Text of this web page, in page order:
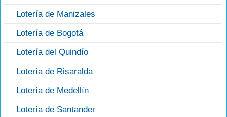
Lotería de Manizales
Lotería de Bogotá
Lotería del Quindío
Lotería de Risaralda
Lotería de Medellín
Lotería de Santander